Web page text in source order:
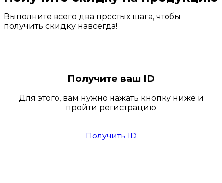
Выполните всего два простых шага, чтобы
получить скидку навсегда!
Получите ваш ID
Для этого, вам нужно нажать кнопку ниже и
пройти регистрацию
Получить ID